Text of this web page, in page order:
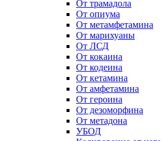
От трамадола
От опиума
От метамфетамина
От марихуаны
От ЛСД
От кокаина
От кодеина
От кетамина
От амфетамина
От героина
От дезоморфина
От метадона
УБОД